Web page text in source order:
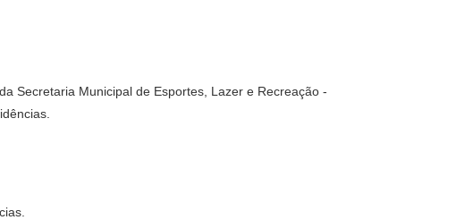
Secretaria Municipal de Esportes, Lazer e Recreação -